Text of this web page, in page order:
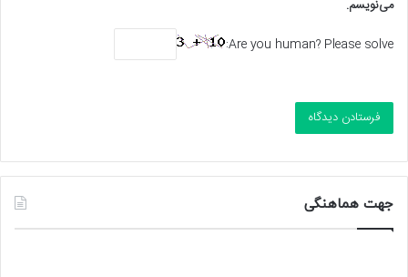
می‌نویسم.
Are you human? Please solve:
جهت هماهنگی